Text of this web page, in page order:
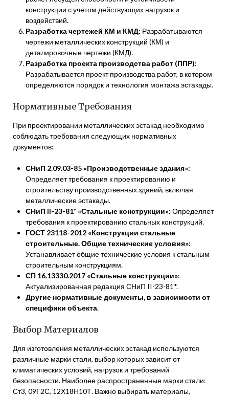
конструкции с учетом действующих нагрузок и
воздействий.
Разработка чертежей КМ и КМД: Разрабатываются
чертежи металлических конструкций (КМ) и
деталировочные чертежи (КМД).
Разработка проекта производства работ (ППР):
Разрабатывается проект производства работ, в котором
определяются порядок и технология монтажа эстакады.
Нормативные Требования
При проектировании металлических эстакад необходимо
соблюдать требования следующих нормативных
документов:
СНиП 2.09.03-85 «Производственные здания»:
Определяет требования к проектированию и
строительству производственных зданий, включая
металлические эстакады.
СНиП II-23-81* «Стальные конструкции»: Определяет
требования к проектированию стальных конструкций.
ГОСТ 23118-2012 «Конструкции стальные
строительные. Общие технические условия»:
Устанавливает общие технические условия к стальным
строительным конструкциям.
СП 16.13330.2017 «Стальные конструкции»:
Актуализированная редакция СНиП II-23-81*.
Другие нормативные документы, в зависимости от
специфики объекта.
Выбор Материалов
Для изготовления металлических эстакад используются
различные марки стали, выбор которых зависит от
климатических условий, нагрузок и требований
безопасности. Наиболее распространенные марки стали:
Ст3, 09Г2С, 12Х18Н10Т. Важно выбирать материалы,